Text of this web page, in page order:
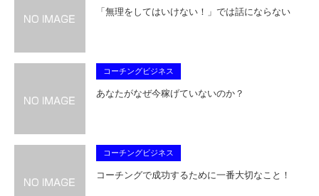
「無理をしてはいけない！」では話にならない
コーチングビジネス
あなたがなぜ今稼げていないのか？
コーチングビジネス
コーチングで成功するために一番大切なこと！